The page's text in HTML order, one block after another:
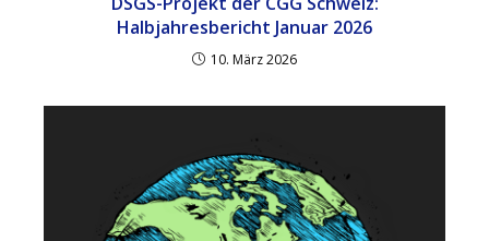
Halbjahresbericht Januar 2026
10. März 2026